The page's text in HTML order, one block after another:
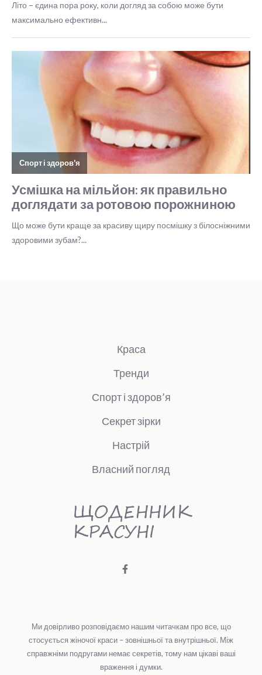
Краса
Тренди
Спорт і здоров’я
Секрет зірки
Настрій
Власний погляд
Ми довірливо розповідаємо нашим читачкам про все, що
стосується жіночої краси – зовнішньої та внутрішньої. Між
справжніми подругами немає секретів, тому нам цікаві ваші
враження і думки.